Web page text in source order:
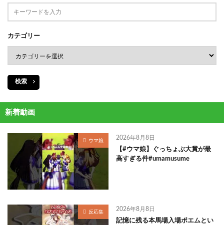
カテゴリー
検索
新着動画
ウマ娘 2026年8月8日
【#ウマ娘】ぐっちょぶ大賞が最
高すぎる件#umamusume
反応集 2026年8月8日
記憶に残る本馬場入場ポエムとい